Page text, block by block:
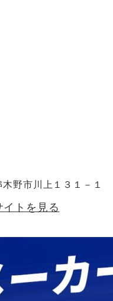
野市川上１３１－１
トを見る